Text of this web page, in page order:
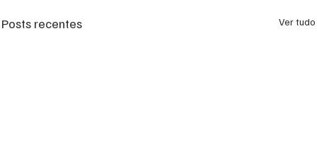
Posts recentes Ver tudo